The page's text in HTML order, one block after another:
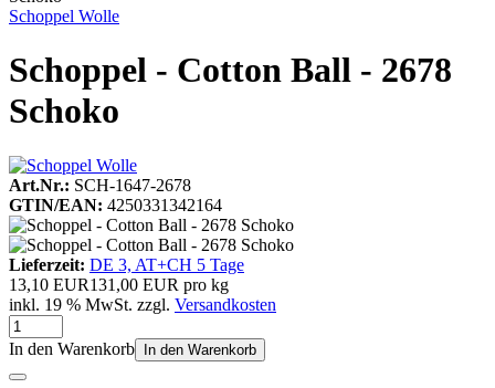
Schoppel Wolle
Schoppel - Cotton Ball - 2678
Schoko
Art.Nr.: SCH-1647-2678
GTIN/EAN: 4250331342164
Lieferzeit: DE 3, AT+CH 5 Tage
13,10 EUR131,00 EUR pro kg
inkl. 19 % MwSt. zzgl. Versandkosten
In den Warenkorb In den Warenkorb